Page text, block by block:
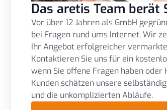
Das aretis Team berät
Vor über 12 Jahren als GmbH
bei Fragen rund ums Internet. Wir
Ihr Angebot erfolgreicher
Kontaktieren Sie uns für ein
wenn Sie offene Fragen haben oder
Kunden schätzen unsere
und die unkomplizierten Abläufe.